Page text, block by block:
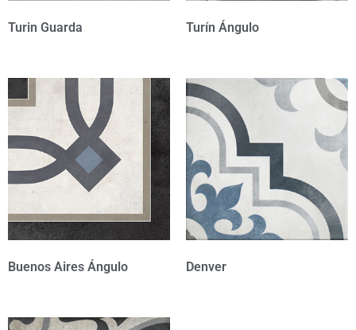
Turin Guarda Turín Ángulo
Buenos Aires Ángulo Denver